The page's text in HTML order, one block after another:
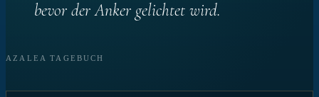
bevor der Anker gelichtet wird.
AZALEA TAGEBUCH